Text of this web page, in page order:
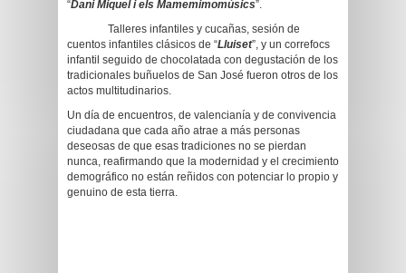
“Dani Miquel i els Mamemimomúsics”.
Talleres infantiles y cucañas, sesión de
cuentos infantiles clásicos de “Lluiset”, y un correfocs
infantil seguido de chocolatada con degustación de los
tradicionales buñuelos de San José fueron otros de los
actos multitudinarios.
Un día de encuentros, de valencianía y de convivencia
ciudadana que cada año atrae a más personas
deseosas de que esas tradiciones no se pierdan
nunca, reafirmando que la modernidad y el crecimiento
demográfico no están reñidos con potenciar lo propio y
genuino de esta tierra.